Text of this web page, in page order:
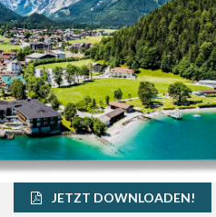
JETZT DOWNLOADEN!